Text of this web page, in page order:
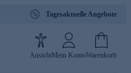
Tagesaktuelle Angebote
AnsichtMein KontoWarenkorb